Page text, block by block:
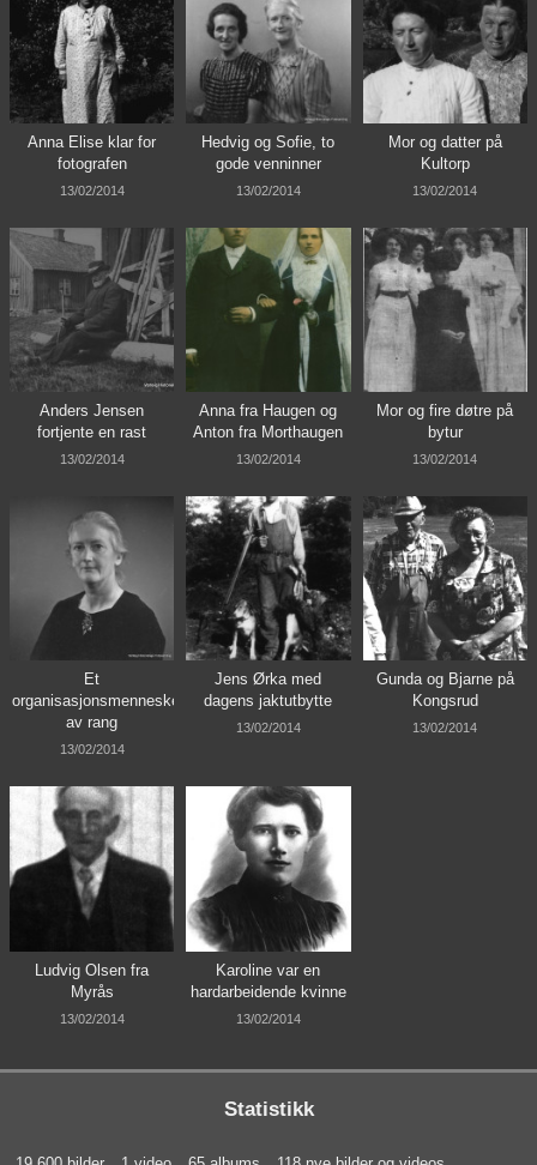
Anna Elise klar for
fotografen
13/02/2014
Hedvig og Sofie, to
gode venninner
13/02/2014
Mor og datter på
Kultorp
13/02/2014
Anders Jensen
fortjente en rast
13/02/2014
Anna fra Haugen og
Anton fra Morthaugen
13/02/2014
Mor og fire døtre på
bytur
13/02/2014
Et
organisasjonsmenneske
av rang
13/02/2014
Jens Ørka med
dagens jaktutbytte
13/02/2014
Gunda og Bjarne på
Kongsrud
13/02/2014
Ludvig Olsen fra
Myrås
13/02/2014
Karoline var en
hardarbeidende kvinne
13/02/2014
Statistikk